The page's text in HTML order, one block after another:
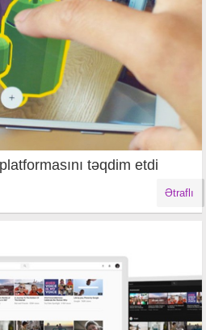
təqdim etdi
Ətraflı